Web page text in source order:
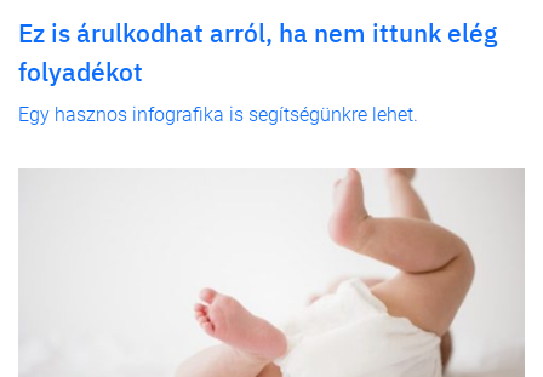
Ez is árulkodhat arról, ha nem ittunk elég
folyadékot
Egy hasznos infografika is segítségünkre lehet.